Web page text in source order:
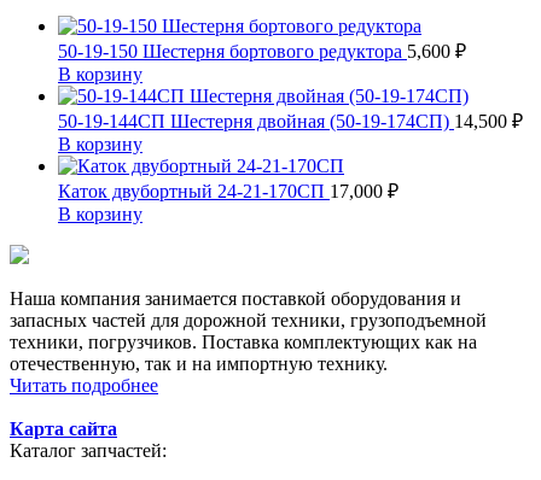
50-19-150 Шестерня бортового редуктора 5,600 ₽
В корзину
50-19-144СП Шестерня двойная (50-19-174СП) 14,500 ₽
В корзину
Каток двубортный 24-21-170СП 17,000 ₽
В корзину
Наша компания занимается поставкой оборудования и
запасных частей для дорожной техники, грузоподъемной
техники, погрузчиков. Поставка комплектующих как на
отечественную, так и на импортную технику.
Читать подробнее
Карта сайта
Каталог запчастей: